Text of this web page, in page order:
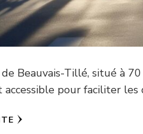
Beauvais-Tillé, situé à
pour faciliter les